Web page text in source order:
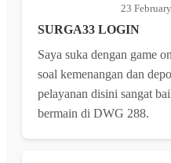
23
SURGA33 LOGIN
Saya suka dengan game
soal kemenangan dan
pelayanan disini sangat
bermain di DWG 288.